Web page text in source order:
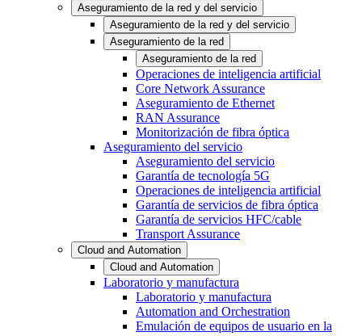
Aseguramiento de la red y del servicio
Aseguramiento de la red y del servicio
Aseguramiento de la red
Aseguramiento de la red
Operaciones de inteligencia artificial
Core Network Assurance
Aseguramiento de Ethernet
RAN Assurance
Monitorización de fibra óptica
Aseguramiento del servicio
Aseguramiento del servicio
Garantía de tecnología 5G
Operaciones de inteligencia artificial
Garantía de servicios de fibra óptica
Garantía de servicios HFC/cable
Transport Assurance
Cloud and Automation
Cloud and Automation
Laboratorio y manufactura
Laboratorio y manufactura
Automation and Orchestration
Emulación de equipos de usuario en la